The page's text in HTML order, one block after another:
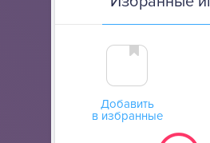
Добавить
в избранные